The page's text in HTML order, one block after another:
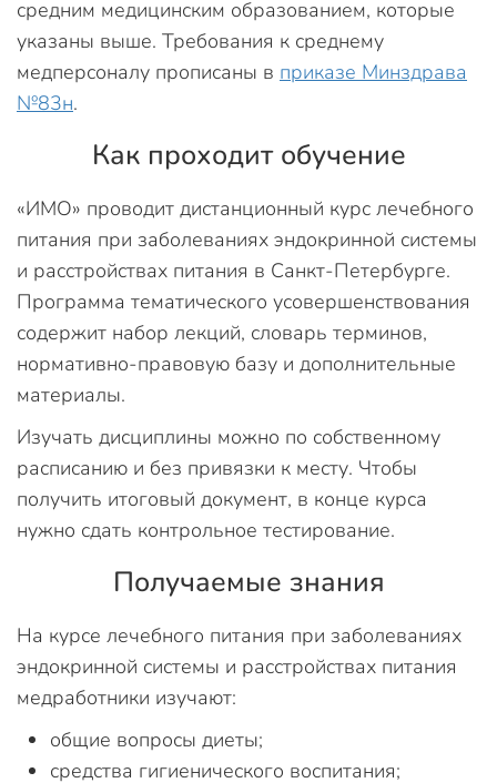
средним медицинским образованием, которые
указаны выше. Требования к среднему
медперсоналу прописаны в приказе Минздрава
№83н.
Как проходит обучение
«ИМО» проводит дистанционный курс лечебного
питания при заболеваниях эндокринной системы
и расстройствах питания в Санкт-Петербурге.
Программа тематического усовершенствования
содержит набор лекций, словарь терминов,
нормативно-правовую базу и дополнительные
материалы.
Изучать дисциплины можно по собственному
расписанию и без привязки к месту. Чтобы
получить итоговый документ, в конце курса
нужно сдать контрольное тестирование.
Получаемые знания
На курсе лечебного питания при заболеваниях
эндокринной системы и расстройствах питания
медработники изучают:
общие вопросы диеты;
средства гигиенического воспитания;